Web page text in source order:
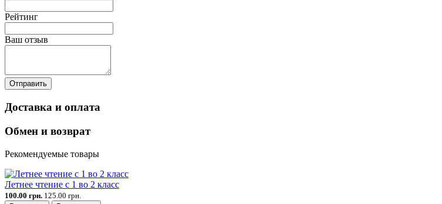
Рейтинг
Ваш отзыв
Отправить
Доставка и оплата
Обмен и возврат
Рекомендуемые товары
Летнее чтение с 1 во 2 класс
100.00 грн. 125.00 грн.